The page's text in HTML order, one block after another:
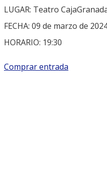
LUGAR: Teatro
FECHA: 09 de marzo de
HORARIO: 19:30
Comprar entrada